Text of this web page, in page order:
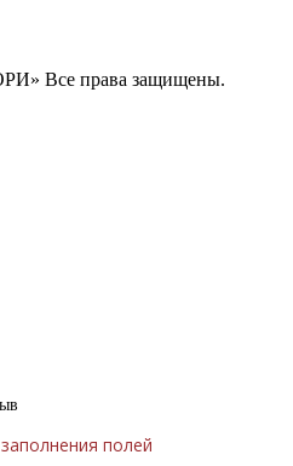
Все права защищены.
полей